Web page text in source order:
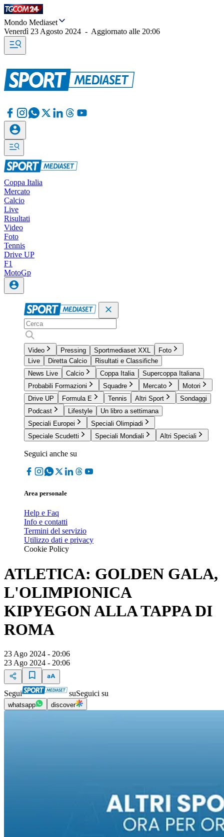
Mondo Mediaset
Venerdì 23 Agosto 2024 - Aggiornato alle 20:06
Coppa Italia
Mercato
Calcio
Live
Risultati
Video
Foto
Tennis
Drive UP
F1
MotoGp
Video Pressing Sportmediaset XXL
Foto
Live
Diretta Calcio
Risultati e Classifiche
News Live
Calcio Coppa Italia
Supercoppa Italiana
Probabili Formazioni
Squadre Mercato
Motori
Drive UP
Formula E Tennis Altri Sport
Sondaggi
Podcast
Lifestyle
Un libro a settimana
Speciali Europei
Speciali Olimpiadi
Speciale Scudetti
Speciali Mondiali Altri Speciali
Seguici anche su
Area personale
Help e Faq
Info e contatti
Termini del servizio
Utilizzo dati e privacy
Cookie Policy
ATLETICA: GOLDEN GALA,
L'OLIMPIONICA
KIPYEGON ALLA TAPPA DI
ROMA
23 Ago 2024 - 20:06
23 Ago 2024 - 20:06
Segui suSeguici su
whatsapp discover